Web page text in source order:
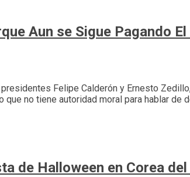
Aun se Sigue Pagando
Felipe Calderón y Ernesto
no tiene autoridad moral para hablar
de Halloween en Corea del